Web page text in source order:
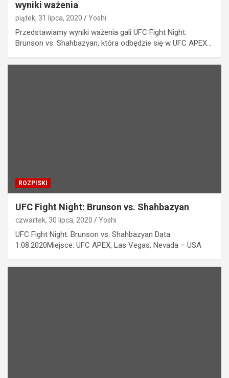
wyniki ważenia
piątek, 31 lipca, 2020 Yoshi
Przedstawiamy wyniki ważenia gali UFC Fight Night:
Brunson vs. Shahbazyan, która odbędzie się w UFC APEX…
ROZPISKI
UFC Fight Night: Brunson vs. Shahbazyan
czwartek, 30 lipca, 2020 Yoshi
UFC Fight Night: Brunson vs. Shahbazyan Data:
1.08.2020Miejsce: UFC APEX, Las Vegas, Nevada – USA